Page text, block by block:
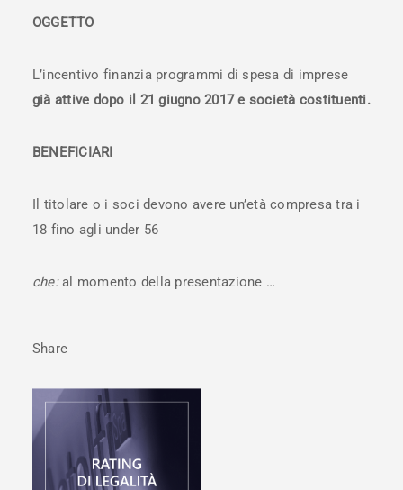
OGGETTO
L’incentivo finanzia programmi di spesa di imprese
già attive dopo il 21 giugno 2017 e società costituenti.
BENEFICIARI
Il titolare o i soci devono avere un’età compresa tra i
18 fino agli under 56
che:al momento della presentazione …
Share